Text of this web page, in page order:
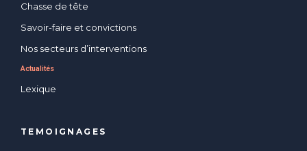
Chasse de tête
Savoir-faire et convictions
Nos secteurs d’interventions
Actualités
Lexique
TEMOIGNAGES